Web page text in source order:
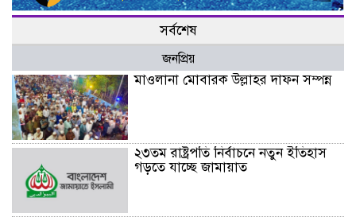
সর্বশেষ
জনপ্রিয়
মাওলানা মোবারক উল্লাহর দাফন সম্পন্ন
২৩তম রাষ্ট্রপতি নির্বাচনে নতুন ইতিহাস
গড়তে যাচ্ছে জামায়াত